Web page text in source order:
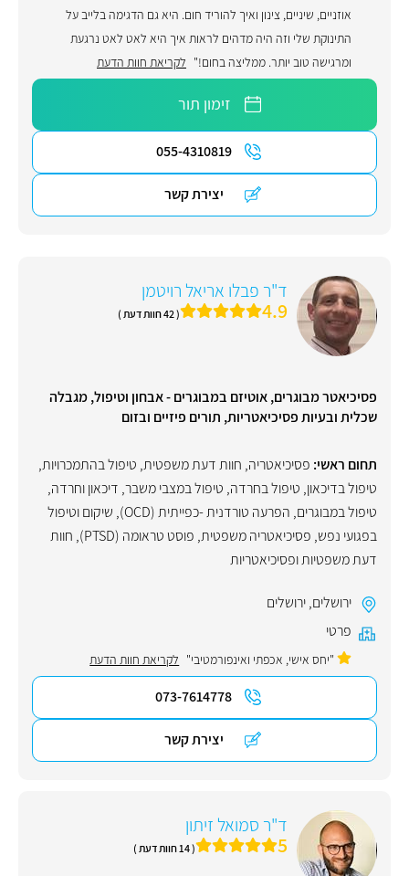
אוזניים, שיניים, צינון ואיך להוריד חום. היא גם הדגימה בלייב על
התינוקת שלי וזה היה מדהים לראות איך היא לאט לאט נרגעת
ומרגישה טוב יותר. ממליצה בחום!" לקריאת חוות הדעת
זימון תור
055-4310819
יצירת קשר
ד"ר פבלו אריאל רויטמן
4.9 ( 42 חוות דעת )
פסיכיאטר מבוגרים, אוטיזם במבוגרים - אבחון וטיפול, מגבלה
שכלית ובעיות פסיכיאטריות, תורים פיזיים ובזום
תחום ראשי: פסיכיאטריה, חוות דעת משפטית, טיפול בהתמכרויות,
טיפול בדיכאון, טיפול בחרדה, טיפול במצבי משבר, דיכאון וחרדה,
טיפול במבוגרים, הפרעה טורדנית -כפייתית (OCD) , שיקום וטיפול
בפגועי נפש, פסיכיאטריה משפטית, פוסט טראומה (PTSD) , חוות
דעת משפטיות ופסיכיאטריות
ירושלים,ירושלים
פרטי
"יחס אישי, אכפתי ואינפורמטיבי" לקריאת חוות הדעת
073-7614778
יצירת קשר
ד"ר סמואל זיתון
5 ( 14 חוות דעת )